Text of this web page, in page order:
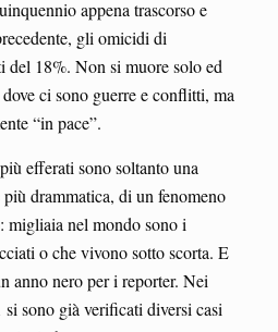
appena trascorso e
gli omicidi di
del 18%. Non si muore solo ed
ci sono guerre e conflitti, ma
“in pace”.
efferati sono soltanto una
drammatica, di un fenomeno
nel mondo sono i
o che vivono sotto scorta. E
anno nero per i reporter. Nei
sono già verificati diversi casi